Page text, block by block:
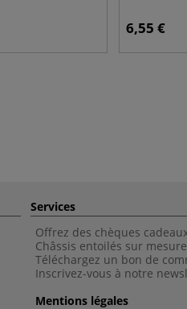
6,55 €
Services
Offrez des chèques
Châssis entoilés sur mesure
Téléchargez un bon de
Inscrivez-vous à notre
Mentions légales